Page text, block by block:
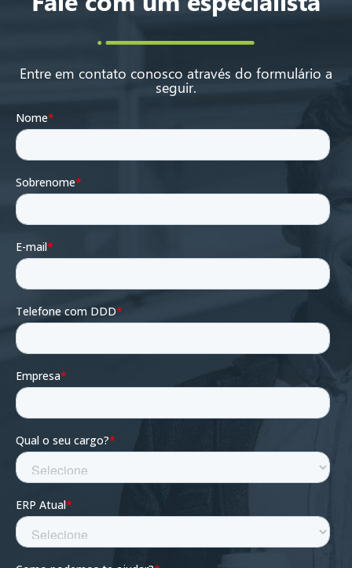
Entre em contato conosco através do formulário a
seguir.